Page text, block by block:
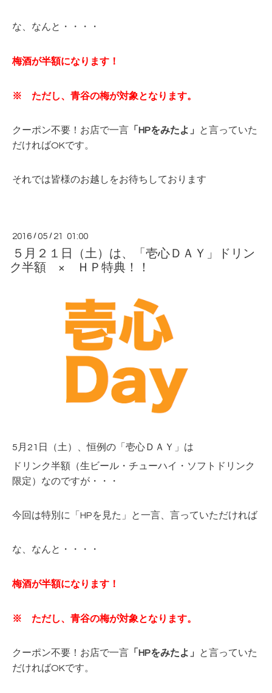
な、なんと・・・・
梅酒が半額になります！
※ ただし、青谷の梅が対象となります。
クーポン不要！お店で一言 「HPをみたよ」
と言っていた
だければOKです。
それでは皆様のお越しをお待ちしております
2016 /05 / 21 01:00
５月２１日（土）は、「壱心ＤＡＹ」ドリン
ク半額 × ＨＰ特典！！
5月21 日（土 ）、恒例の「壱心ＤＡＹ」は
ドリンク半額（生ビール・チューハイ・ソフトドリンク
限定）なのですが・・・
今回は特別に「HPを見た」と一言、言っていただければ
な、なんと・・・・
梅酒が半額になります！
※ ただし、青谷の梅が対象となります。
クーポン不要！お店で一言 「HPをみたよ」
と言っていた
だければOKです。